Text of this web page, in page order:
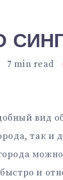
7 min read
вид
так и
и